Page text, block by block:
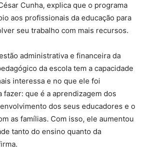
Cunha, explica que o programa
aos profissionais da educação para
seu trabalho com mais recursos.
administrativa e financeira da
da escola tem a capacidade
interessa e no que ele foi
fazer: que é a aprendizagem dos
dos seus educadores e o
as famílias. Com isso, ele aumentou
tanto do ensino quanto da